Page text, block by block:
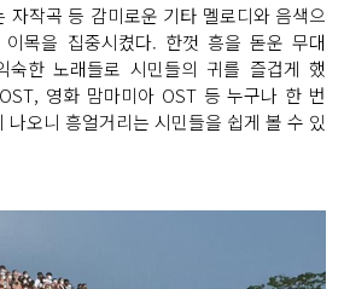
자작곡 등 감미로운 기타 멜로디와 음색으
목을 집중시켰다. 한껏 흥을 돋운 무대
숙한 노래들로 시민들의 귀를 즐겁게 했
영화 맘마미아 OST 등 누구나 한 번
나오니 흥얼거리는 시민들을 쉽게 볼 수 있